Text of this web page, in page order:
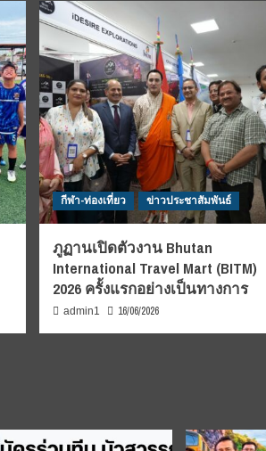
กีฬา-ท่องเที่ยว ข่าวประชาสัมพันธ์
ภูฏานเปิดตัวงาน Bhutan
International Travel Mart (BITM)
2026 ครั้งแรกอย่างเป็นทางการ
admin1 16/06/2026